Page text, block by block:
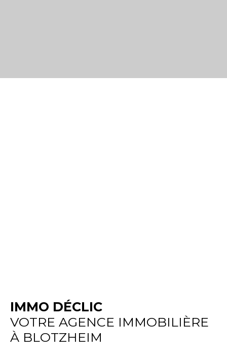
IMMO DÉCLIC
VOTRE AGENCE IMMOBILIÈRE
À BLOTZHEIM